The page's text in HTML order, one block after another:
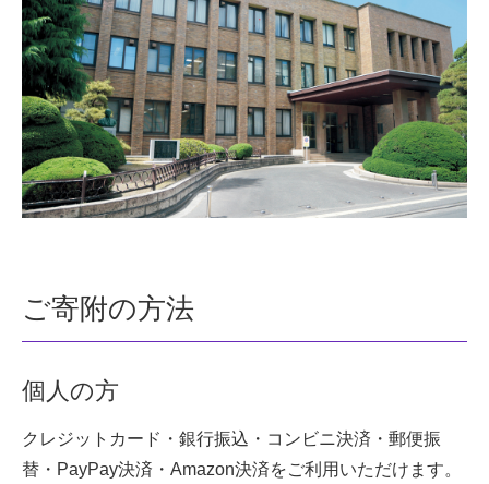
ご寄附の方法
個人の方
クレジットカード・銀行振込・コンビニ決済・郵便振
替・PayPay決済・Amazon決済をご利用いただけます。